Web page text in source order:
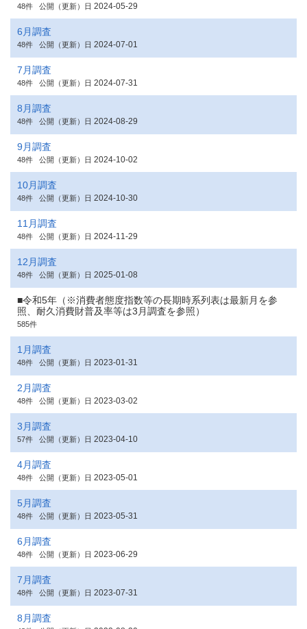
48件 公開（更新）日 2024-05-29
6月調査
48件 公開（更新）日 2024-07-01
7月調査
48件 公開（更新）日 2024-07-31
8月調査
48件 公開（更新）日 2024-08-29
9月調査
48件 公開（更新）日 2024-10-02
10月調査
48件 公開（更新）日 2024-10-30
11月調査
48件 公開（更新）日 2024-11-29
12月調査
48件 公開（更新）日 2025-01-08
■令和5年（※消費者態度指数等の長期時系列表は最新月を参
照、耐久消費財普及率等は3月調査を参照）
585件
1月調査
48件 公開（更新）日 2023-01-31
2月調査
48件 公開（更新）日 2023-03-02
3月調査
57件 公開（更新）日 2023-04-10
4月調査
48件 公開（更新）日 2023-05-01
5月調査
48件 公開（更新）日 2023-05-31
6月調査
48件 公開（更新）日 2023-06-29
7月調査
48件 公開（更新）日 2023-07-31
8月調査